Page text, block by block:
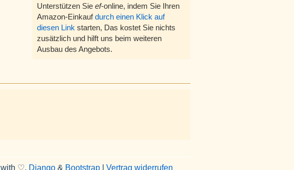
Unterstützen Sie ef-online, indem Sie Ihren
Amazon-Einkaufdurch einen Klick auf
diesen Link starten, Das kostet Sie nichts
zusätzlich und hilft uns beim weiteren
Ausbau des Angebots.
with ♡, Django & Bootstrap Vertrag widerrufen